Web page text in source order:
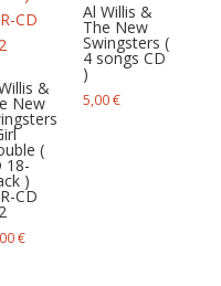
&
New
(
18-
)
CD
€
Al Willis &
The New
Swingsters (
4 songs CD
)
5,00€